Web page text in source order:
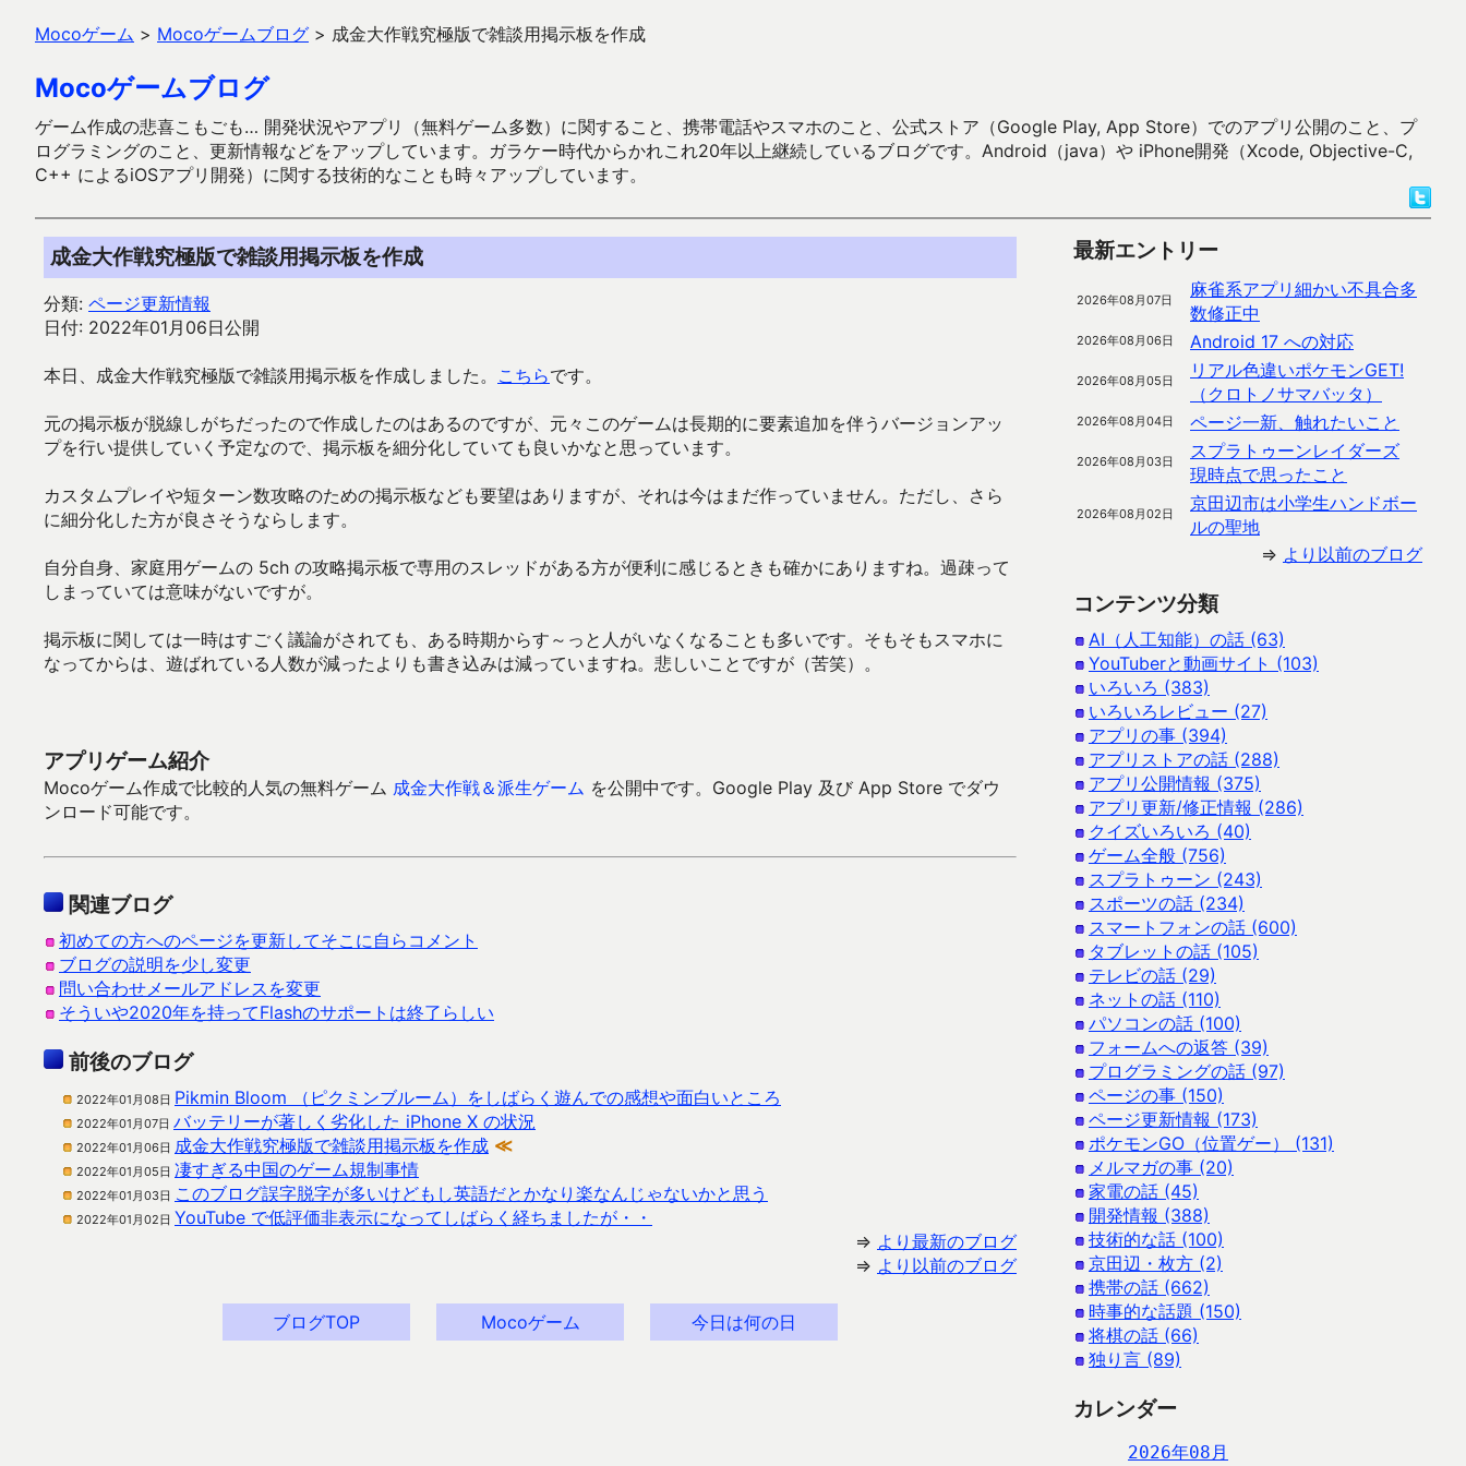
Mocoゲーム > Mocoゲームブログ > 成金大作戦究極版で雑談用掲示板を作成
Mocoゲームブログ
ゲーム作成の悲喜こもごも… 開発状況やアプリ（無料ゲーム多数）に関すること、携帯電話やスマホのこと、公式ストア（Google Play, App Store）でのアプリ公開のこと、プ
ログラミングのこと、更新情報などをアップしています。ガラケー時代からかれこれ20年以上継続しているブログです。Android（java）や iPhone開発（Xcode, Objective-C,
C++ によるiOSアプリ開発）に関する技術的なことも時々アップしています。
成金大作戦究極版で雑談用掲示板を作成
分類: ページ更新情報
日付: 2022年01月06日公開
本日、成金大作戦究極版で雑談用掲示板を作成しました。 こちらです。
元の掲示板が脱線しがちだったので作成したのはあるのですが、元々このゲームは長期的に要素追加を伴うバージョンアッ
プを行い提供していく予定なので、掲示板を細分化していても良いかなと思っています。
カスタムプレイや短ターン数攻略のための掲示板なども要望はありますが、それは今はまだ作っていません。ただし、さら
に細分化した方が良さそうならします。
自分自身、家庭用ゲームの 5ch の攻略掲示板で専用のスレッドがある方が便利に感じるときも確かにありますね。過疎って
しまっていては意味がないですが。
掲示板に関しては一時はすごく議論がされても、ある時期からす～っと人がいなくなることも多いです。そもそもスマホに
なってからは、遊ばれている人数が減ったよりも書き込みは減っていますね。悲しいことですが（苦笑）。
アプリゲーム紹介
Mocoゲーム作成で比較的人気の無料ゲーム 成金大作戦＆派生ゲーム を公開中です。Google Play 及び App Store でダウ
ンロード可能です。
関連ブログ
初めての方へのページを更新してそこに自らコメント
ブログの説明を少し変更
問い合わせメールアドレスを変更
そういや2020年を持ってFlashのサポートは終了らしい
前後のブログ
2022年01月08日 Pikmin Bloom （ピクミンブルーム）をしばらく遊んでの感想や面白いところ
2022年01月07日 バッテリーが著しく劣化した iPhone X の状況
2022年01月06日 成金大作戦究極版で雑談用掲示板を作成 ≪
2022年01月05日 凄すぎる中国のゲーム規制事情
2022年01月03日 このブログ誤字脱字が多いけどもし英語だとかなり楽なんじゃないかと思う
2022年01月02日 YouTube で低評価非表示になってしばらく経ちましたが・・
⇒ より最新のブログ
⇒ より以前のブログ
ブログTOP Mocoゲーム 今日は何の日
最新エントリー
2026年08月07日
麻雀系アプリ細かい不具合多
数修正中
2026年08月06日 Android 17 への対応
2026年08月05日
リアル色違いポケモンGET!
（クロトノサマバッタ）
2026年08月04日 ページ一新、触れたいこと
2026年08月03日
スプラトゥーンレイダーズ
現時点で思ったこと
2026年08月02日
京田辺市は小学生ハンドボー
ルの聖地
⇒ より以前のブログ
コンテンツ分類
AI（人工知能）の話 (63)
YouTuberと動画サイト (103)
いろいろ (383)
いろいろレビュー (27)
アプリの事 (394)
アプリストアの話 (288)
アプリ公開情報 (375)
アプリ更新/修正情報 (286)
クイズいろいろ (40)
ゲーム全般 (756)
スプラトゥーン (243)
スポーツの話 (234)
スマートフォンの話 (600)
タブレットの話 (105)
テレビの話 (29)
ネットの話 (110)
パソコンの話 (100)
フォームへの返答 (39)
プログラミングの話 (97)
ページの事 (150)
ページ更新情報 (173)
ポケモンGO（位置ゲー） (131)
メルマガの事 (20)
家電の話 (45)
開発情報 (388)
技術的な話 (100)
京田辺・枚方 (2)
携帯の話 (662)
時事的な話題 (150)
将棋の話 (66)
独り言 (89)
カレンダー
2026年08月